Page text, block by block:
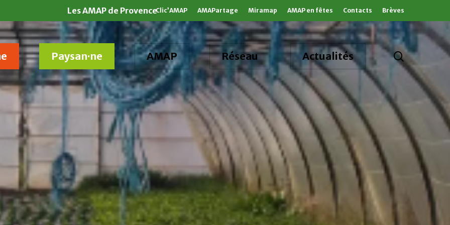
Les AMAP de ProvenceClic’AMAP AMAPartage Miramap AMAP en fêtes Contacts Brèves
Paysan·ne AMAP Réseau Actualités search